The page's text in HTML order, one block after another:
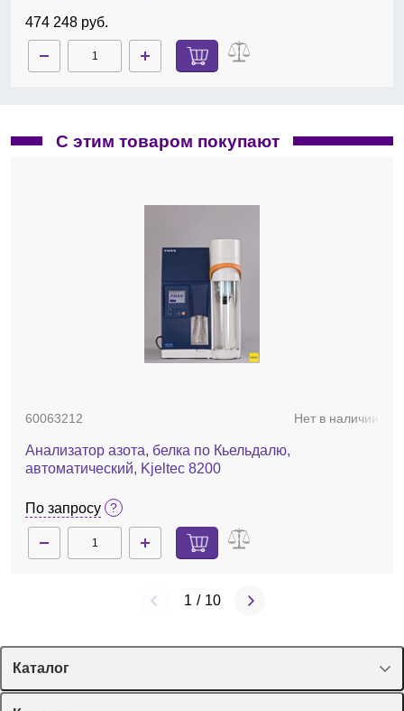
474 248 руб.
С этим товаром покупают
60063212 Нет в наличии
Анализатор азота, белка по Кьельдалю,
автоматический, Kjelteс 8200
По запросу
1 / 10
Каталог